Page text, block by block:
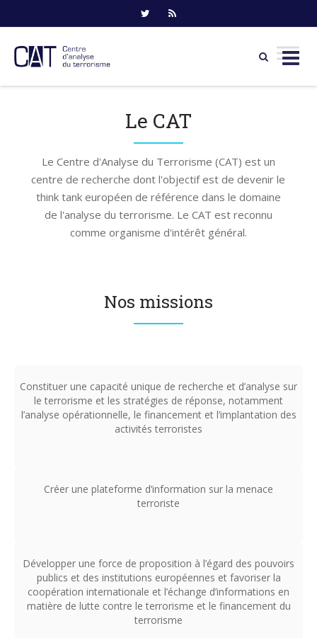
Le CAT
Le Centre d'Analyse du Terrorisme (CAT) est un
centre de recherche dont l'objectif est de devenir le
think tank européen de référence dans le domaine
de l'analyse du terrorisme. Le CAT est reconnu
comme organisme d'intérêt général.
Nos missions
Constituer une capacité unique de recherche et d’analyse sur
le terrorisme et les stratégies de réponse, notamment
l’analyse opérationnelle, le financement et l’implantation des
activités terroristes
Créer une plateforme d’information sur la menace
terroriste
Développer une force de proposition à l’égard des pouvoirs
publics et des institutions européennes et favoriser la
coopération internationale et l’échange d’informations en
matière de lutte contre le terrorisme et le financement du
terrorisme